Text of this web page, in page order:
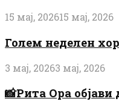
15 мај, 202615 мај, 2026
Голем неделен
3 мај, 20263 мај, 2026
📸Рита Ора објави